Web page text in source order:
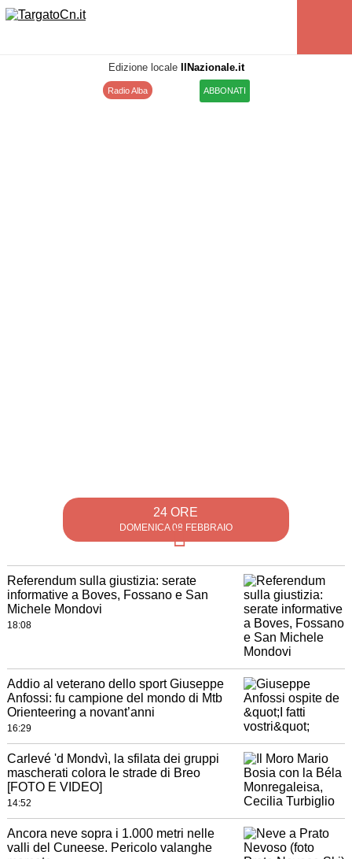
Edizione locale IlNazionale.it
Radio Alba ABBONATI
24 ORE
DOMENICA 08 FEBBRAIO
Referendum sulla giustizia: serate
informative a Boves, Fossano e San
Michele Mondovi
18:08
Addio al veterano dello sport Giuseppe
Anfossi: fu campione del mondo di Mtb
Orienteering a novant’anni
16:29
Carlevé 'd Mondvì, la sfilata dei gruppi
mascherati colora le strade di Breo
[FOTO E VIDEO]
14:52
Ancora neve sopra i 1.000 metri nelle
valli del Cuneese. Pericolo valanghe